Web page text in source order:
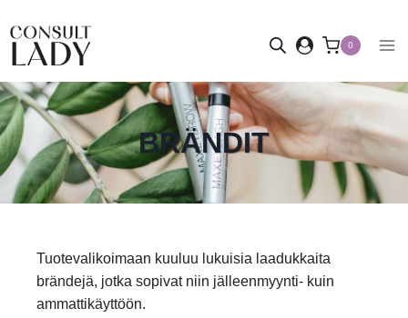
sisältöön
0
BRÄNDIT
Tuotevalikoimaan kuuluu lukuisia laadukkaita
brändejä, jotka sopivat niin jälleenmyynti- kuin
ammattikäyttöön.